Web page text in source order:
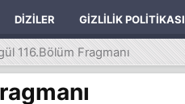
DIZILER GIZLILIK POLITIKASI
116.Bölüm Fragmanı